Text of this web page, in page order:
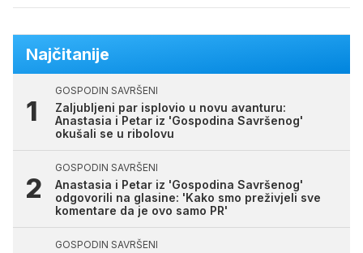
Najčitanije
GOSPODIN SAVRŠENI
Zaljubljeni par isplovio u novu avanturu:
Anastasia i Petar iz 'Gospodina Savršenog'
okušali se u ribolovu
GOSPODIN SAVRŠENI
Anastasia i Petar iz 'Gospodina Savršenog'
odgovorili na glasine: 'Kako smo preživjeli sve
komentare da je ovo samo PR'
GOSPODIN SAVRŠENI